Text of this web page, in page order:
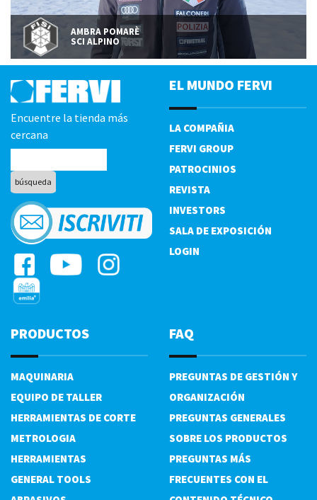
AMBRA POMARÈ
SCI ALPINO
Encuentre la tienda más
cercana
EL MUNDO FERVI
LA COMPAÑIA
FERVI GROUP
PATROCINIOS
REVISTA
INVESTORS
SALA DE EXPOSICIÓN
LOGIN
PRODUCTOS
MAQUINARIA
EQUIPO DE TALLER
HERRAMIENTAS DE CORTE
METROLOGIA
HERRAMIENTAS
GENERAL TOOLS
FAQ
PREGUNTAS DE GESTIÓN Y
ORGANIZACIÓN
PREGUNTAS GENERALES
SOBRE LOS PRODUCTOS
PREGUNTAS MÁS
FRECUENTES CON EL